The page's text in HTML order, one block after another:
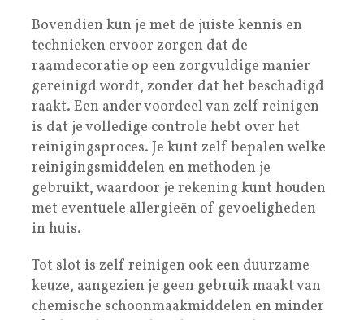
Bovendien kun je met de juiste kennis en
technieken ervoor zorgen dat de
raamdecoratie op een zorgvuldige manier
gereinigd wordt, zonder dat het beschadigd
raakt. Een ander voordeel van zelf reinigen
is dat je volledige controle hebt over het
reinigingsproces. Je kunt zelf bepalen welke
reinigingsmiddelen en methoden je
gebruikt, waardoor je rekening kunt houden
met eventuele allergieën of gevoeligheden
in huis.
Tot slot is zelf reinigen ook een duurzame
keuze, aangezien je geen gebruik maakt van
chemische schoonmaakmiddelen en minder